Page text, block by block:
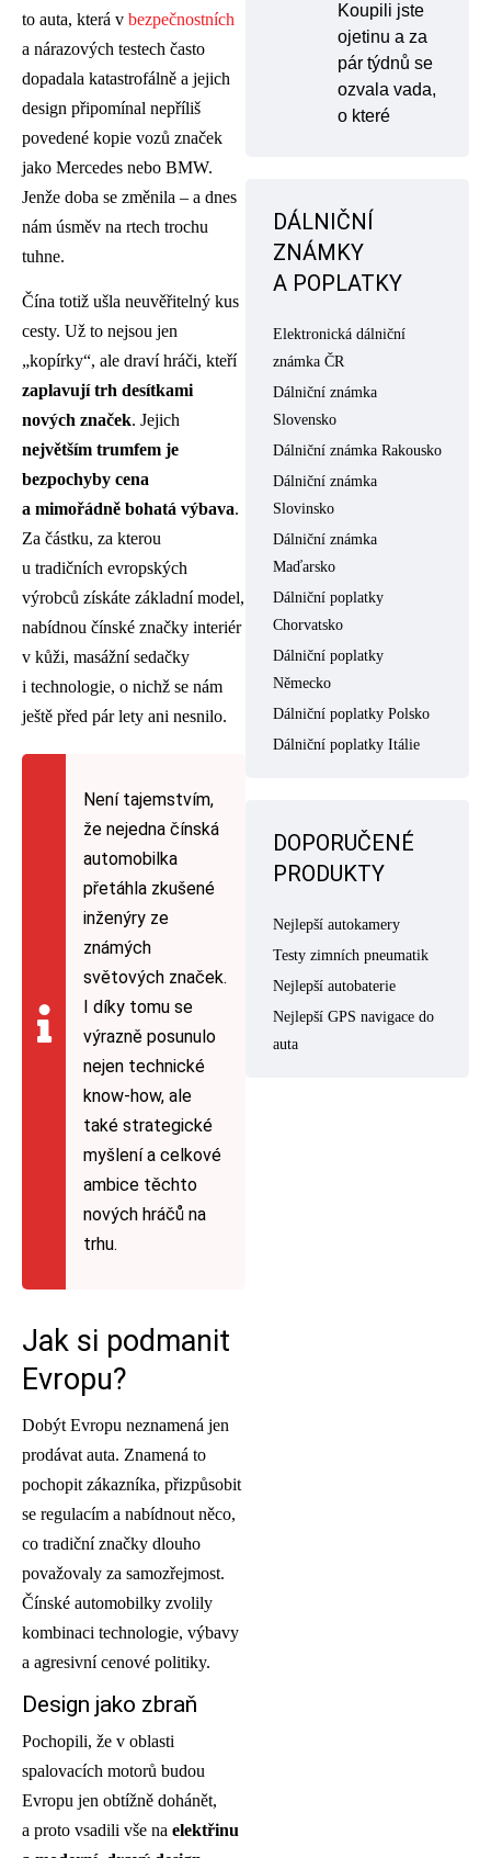
to auta, která v bezpečnostních
a nárazových testech často
dopadala katastrofálně a jejich
design připomínal nepříliš
povedené kopie vozů značek
jako Mercedes nebo BMW.
Jenže doba se změnila – a dnes
nám úsměv na rtech trochu
tuhne.
Čína totiž ušla neuvěřitelný kus
cesty. Už to nejsou jen
„kopírky“, ale draví hráči, kteří
zaplavují trh desítkami
nových značek. Jejich
největším trumfem je
bezpochyby cena
a mimořádně bohatá výbava.
Za částku, za kterou
u tradičních evropských
výrobců získáte základní model,
nabídnou čínské značky interiér
v kůži, masážní sedačky
i technologie, o nichž se nám
ještě před pár lety ani nesnilo.
Není tajemstvím,
že nejedna čínská
automobilka
přetáhla zkušené
inženýry ze
známých
světových značek.
I díky tomu se
výrazně posunulo
nejen technické
know-how, ale
také strategické
myšlení a celkové
ambice těchto
nových hráčů na
trhu.
Jak si podmanit
Evropu?
Dobýt Evropu neznamená jen
prodávat auta. Znamená to
pochopit zákazníka, přizpůsobit
se regulacím a nabídnout něco,
co tradiční značky dlouho
považovaly za samozřejmost.
Čínské automobilky zvolily
kombinaci technologie, výbavy
a agresivní cenové politiky.
Design jako zbraň
Pochopili, že v oblasti
spalovacích motorů budou
Evropu jen obtížně dohánět,
a proto vsadili vše na elektřinu
Koupili jste
ojetinu a za
pár týdnů se
ozvala vada,
o které
DÁLNIČNÍ
ZNÁMKY
A POPLATKY
Elektronická dálniční
známka ČR
Dálniční známka
Slovensko
Dálniční známka Rakousko
Dálniční známka
Slovinsko
Dálniční známka
Maďarsko
Dálniční poplatky
Chorvatsko
Dálniční poplatky
Německo
Dálniční poplatky Polsko
Dálniční poplatky Itálie
DOPORUČENÉ
PRODUKTY
Nejlepší autokamery
Testy zimních pneumatik
Nejlepší autobaterie
Nejlepší GPS navigace do
auta